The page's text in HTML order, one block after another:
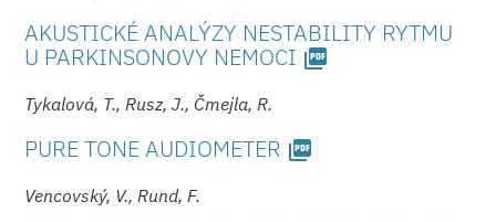
AKUSTICKÉ ANALÝZY NESTABILITY RYTMU
U PARKINSONOVY NE­MOCI picture_as_pdf
Tykalová, T., Rusz, J., Čmejla, R.
PURE TONE AUDIOMETER picture_as_pdf
Vencovský, V., Rund, F.